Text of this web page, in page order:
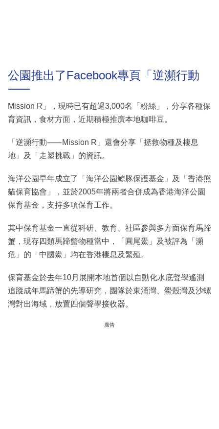
公園推出了Facebook專頁「逆瀕行動
⸺
Mission R」，現時已有超過3,000名「粉絲」，分享各種保
育資訊，食材方面，近期積極推廣本地咖啡豆。
「逆瀕行動⸺Mission R」還會分享「拯救物種及棲息
地」及「走塑挑戰」的資訊。
海洋公園早年成立了「海洋公園鯨豚保護基金」及「香港熊
貓保育協會」，並於2005年將兩者合併成為香港海洋公園
保育基金，支持多項保育工作。
其中保育基金一直從科研、教育、社區參與多方面保育馬蹄
蟹，現存四類馬蹄蟹物種當中，「圓尾鱟」及被評為「瀕
危」的「中國鱟」均在香港棲息及繁殖。
保育基金於去年10月展開本地首個以自動化水底聲學遙測
追蹤成年馬蹄蟹的先導研究，團隊於東涌灣、鱟殼灣及沙螺
灣對出海域，放置四個聲學接收器。
廣告